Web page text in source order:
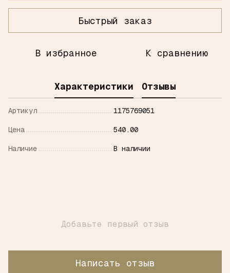
Быстрый заказ
В избранное К сравнению
Характеристики Отзывы
Артикул 1175769051
Цена 540.00
Наличие В наличии
Добавьте первый отзыв
Написать отзыв